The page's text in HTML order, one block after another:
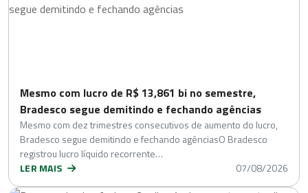
Mesmo com lucro de R$ 13,861 bi no semestre,
Bradesco segue demitindo e fechando agências
Mesmo com dez trimestres consecutivos de aumento do lucro,
Bradesco segue demitindo e fechando agênciasO Bradesco
registrou lucro líquido recorrente…
LER MAIS
07/08/2026